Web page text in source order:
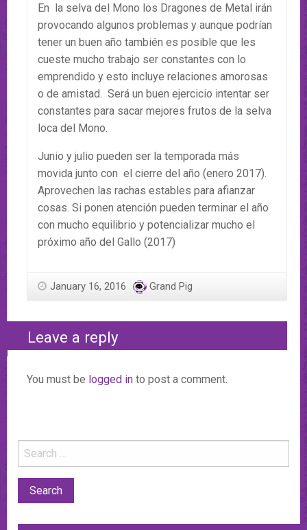
En la selva del Mono los Dragones de Metal irán
provocando algunos problemas y aunque podrían
tener un buen año también es posible que les
cueste mucho trabajo ser constantes con lo
emprendido y esto incluye relaciones amorosas
o de amistad. Será un buen ejercicio intentar ser
constantes para sacar mejores frutos de la selva
loca del Mono.
Junio y julio pueden ser la temporada más
movida junto con el cierre del año (enero 2017).
Aprovechen las rachas estables para afianzar
cosas. Si ponen atención pueden terminar el año
con mucho equilibrio y potencializar mucho el
próximo año del Gallo (2017)
January 16, 2016 Grand Pig
Leave a reply
You must be logged in to post a comment.